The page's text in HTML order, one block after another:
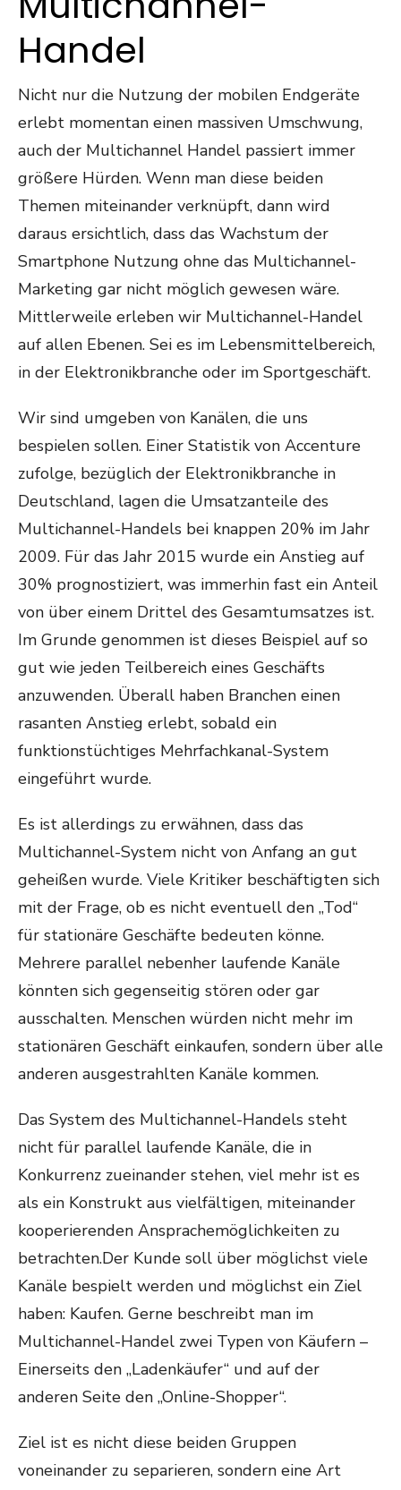
Handel
Nicht nur die Nutzung der mobilen Endgeräte
erlebt momentan einen massiven Umschwung,
auch der Multichannel Handel passiert immer
größere Hürden. Wenn man diese beiden
Themen miteinander verknüpft, dann wird
daraus ersichtlich, dass das Wachstum der
Smartphone Nutzung ohne das Multichannel-
Marketing gar nicht möglich gewesen wäre.
Mittlerweile erleben wir Multichannel-Handel
auf allen Ebenen. Sei es im Lebensmittelbereich,
in der Elektronikbranche oder im Sportgeschäft.
Wir sind umgeben von Kanälen, die uns
bespielen sollen. Einer Statistik von Accenture
zufolge, bezüglich der Elektronikbranche in
Deutschland, lagen die Umsatzanteile des
Multichannel-Handels bei knappen 20% im Jahr
2009. Für das Jahr 2015 wurde ein Anstieg auf
30% prognostiziert, was immerhin fast ein Anteil
von über einem Drittel des Gesamtumsatzes ist.
Im Grunde genommen ist dieses Beispiel auf so
gut wie jeden Teilbereich eines Geschäfts
anzuwenden. Überall haben Branchen einen
rasanten Anstieg erlebt, sobald ein
funktionstüchtiges Mehrfachkanal-System
eingeführt wurde.
Es ist allerdings zu erwähnen, dass das
Multichannel-System nicht von Anfang an gut
geheißen wurde. Viele Kritiker beschäftigten sich
mit der Frage, ob es nicht eventuell den „Tod“
für stationäre Geschäfte bedeuten könne.
Mehrere parallel nebenher laufende Kanäle
könnten sich gegenseitig stören oder gar
ausschalten. Menschen würden nicht mehr im
stationären Geschäft einkaufen, sondern über alle
anderen ausgestrahlten Kanäle kommen.
Das System des Multichannel-Handels steht
nicht für parallel laufende Kanäle, die in
Konkurrenz zueinander stehen, viel mehr ist es
als ein Konstrukt aus vielfältigen, miteinander
kooperierenden Ansprachemöglichkeiten zu
betrachten.Der Kunde soll über möglichst viele
Kanäle bespielt werden und möglichst ein Ziel
haben: Kaufen. Gerne beschreibt man im
Multichannel-Handel zwei Typen von Käufern –
Einerseits den „Ladenkäufer“ und auf der
anderen Seite den „Online-Shopper“.
Ziel ist es nicht diese beiden Gruppen
voneinander zu separieren, sondern eine Art